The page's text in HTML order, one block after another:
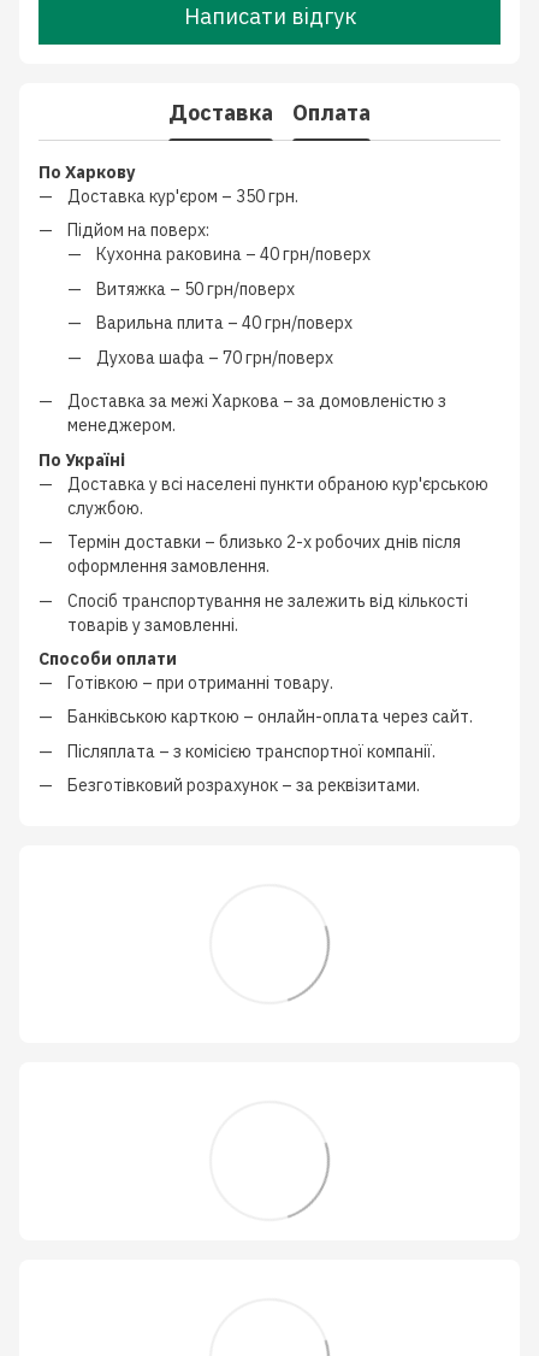
Написати відгук
Доставка Оплата
По Харкову
Доставка кур'єром – 350 грн.
Підйом на поверх:
Кухонна раковина – 40 грн/поверх
Витяжка – 50 грн/поверх
Варильна плита – 40 грн/поверх
Духова шафа – 70 грн/поверх
Доставка за межі Харкова – за домовленістю з
менеджером.
По Україні
Доставка у всі населені пункти обраною кур'єрською
службою.
Термін доставки – близько 2-х робочих днів після
оформлення замовлення.
Спосіб транспортування не залежить від кількості
товарів у замовленні.
Способи оплати
Готівкою – при отриманні товару.
Банківською карткою – онлайн-оплата через сайт.
Післяплата – з комісією транспортної компанії.
Безготівковий розрахунок – за реквізитами.